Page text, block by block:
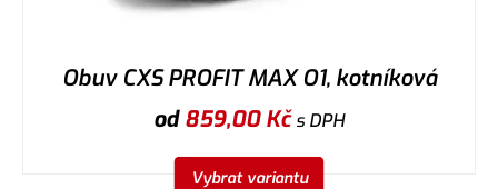
Obuv CXS PROFIT MAX O1, kotníková
od859,00Kčs DPH
Vybrat variantu